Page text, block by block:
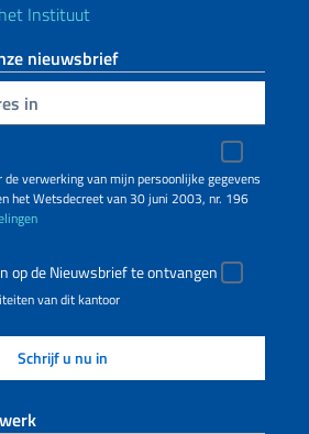
Instituut
nieuwsbrief
verwerking van mijn persoonlijke gegevens
het Wetsdecreet van 30 juni 2003, nr. 196
op de Nieuwsbrief te ontvangen
van dit kantoor